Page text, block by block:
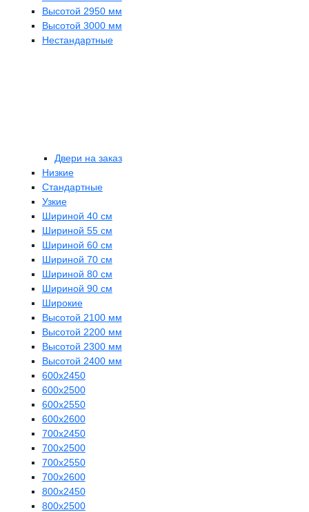
Высотой 2950 мм
Высотой 3000 мм
Нестандартные
Двери на заказ
Низкие
Стандартные
Узкие
Шириной 40 см
Шириной 55 см
Шириной 60 см
Шириной 70 см
Шириной 80 см
Шириной 90 см
Широкие
Высотой 2100 мм
Высотой 2200 мм
Высотой 2300 мм
Высотой 2400 мм
600х2450
600х2500
600х2550
600х2600
700х2450
700х2500
700х2550
700х2600
800х2450
800х2500